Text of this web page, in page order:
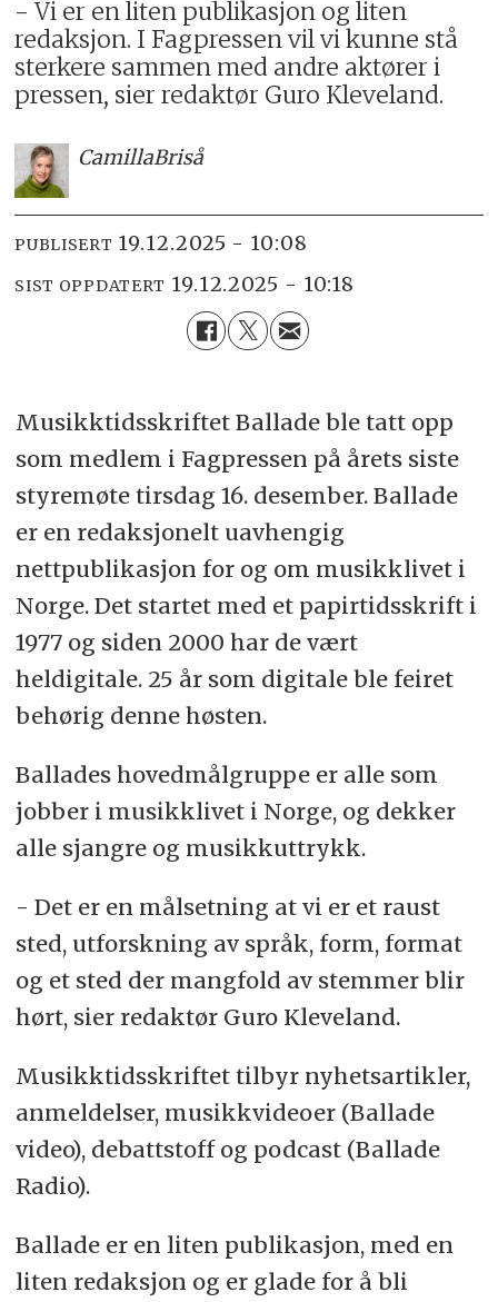
- Vi er en liten publikasjon og liten
redaksjon. I Fagpressen vil vi kunne stå
sterkere sammen med andre aktører i
pressen, sier redaktør Guro Kleveland.
CamillaBriså
PUBLISERT 19.12.2025 - 10:08
SIST OPPDATERT 19.12.2025 - 10:18
Musikktidsskriftet Ballade ble tatt opp
som medlem i Fagpressen på årets siste
styremøte tirsdag 16. desember. Ballade
er en redaksjonelt uavhengig
nettpublikasjon for og om musikklivet i
Norge. Det startet med et papirtidsskrift i
1977 og siden 2000 har de vært
heldigitale. 25 år som digitale ble feiret
behørig denne høsten.
Ballades hovedmålgruppe er alle som
jobber i musikklivet i Norge, og dekker
alle sjangre og musikkuttrykk.
- Det er en målsetning at vi er et raust
sted, utforskning av språk, form, format
og et sted der mangfold av stemmer blir
hørt, sier redaktør Guro Kleveland.
Musikktidsskriftet tilbyr nyhetsartikler,
anmeldelser, musikkvideoer (Ballade
video), debattstoff og podcast (Ballade
Radio).
Ballade er en liten publikasjon, med en
liten redaksjon og er glade for å bli